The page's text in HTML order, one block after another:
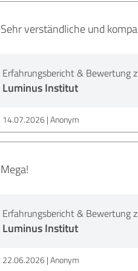
Sehr verständliche und
Erfahrungsbericht & Bewertung
Luminus Institut
14.07.2026 Anonym
Mega!
Erfahrungsbericht & Bewertung
Luminus Institut
22.06.2026 Anonym